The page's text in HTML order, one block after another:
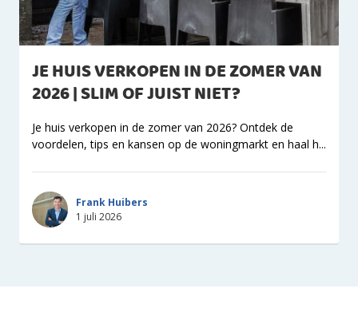
JE HUIS VERKOPEN IN DE ZOMER VAN
2026 | SLIM OF JUIST NIET?
Je huis verkopen in de zomer van 2026? Ontdek de
voordelen, tips en kansen op de woningmarkt en haal h...
Frank Huibers
1 juli 2026